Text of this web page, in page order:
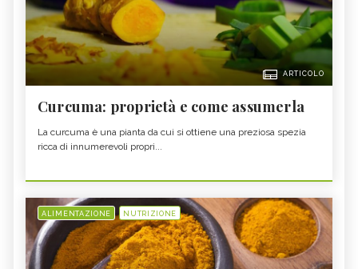
ARTICOLO
Curcuma: proprietà e come assumerla
La curcuma è una pianta da cui si ottiene una preziosa spezia
ricca di innumerevoli propri...
ALIMENTAZIONE NUTRIZIONE